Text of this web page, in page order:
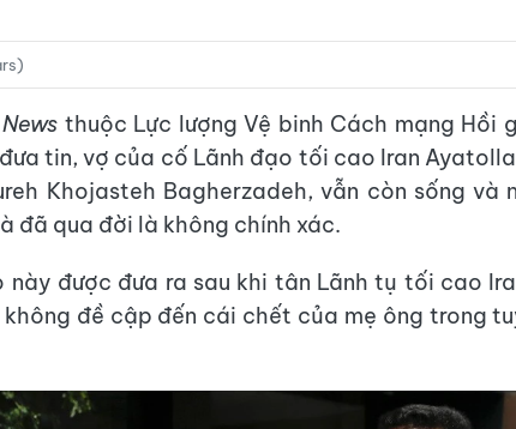
thuộc Lực lượng Vệ binh Cách mạng Hồi
tin, vợ của cố Lãnh đạo tối cao Iran
Khojasteh Bagherzadeh, vẫn còn sống và
đã qua đời là không chính xác.
này được đưa ra sau khi tân Lãnh tụ tối cao
không đề cập đến cái chết của mẹ ông trong